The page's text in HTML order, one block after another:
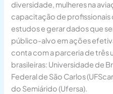
diversidade, mulheres na
capacitação de profissionais
estudos e gerar dados que
público-alvo em ações
conta com a parceria de três
brasileiras: Universidade de
Federal de São Carlos
do Semiárido (Ufersa).